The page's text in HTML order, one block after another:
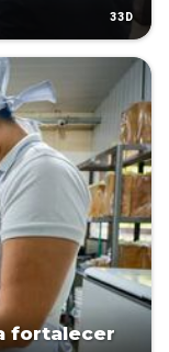
33D
fortalecer